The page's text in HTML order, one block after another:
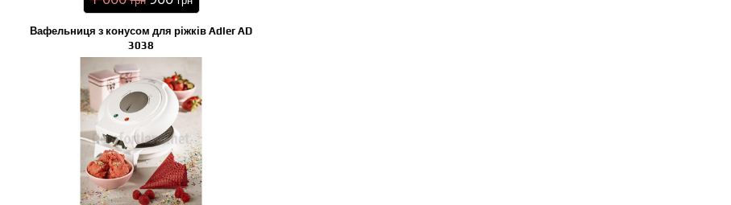
Вафельниця з конусом для ріжків Adler AD
3038